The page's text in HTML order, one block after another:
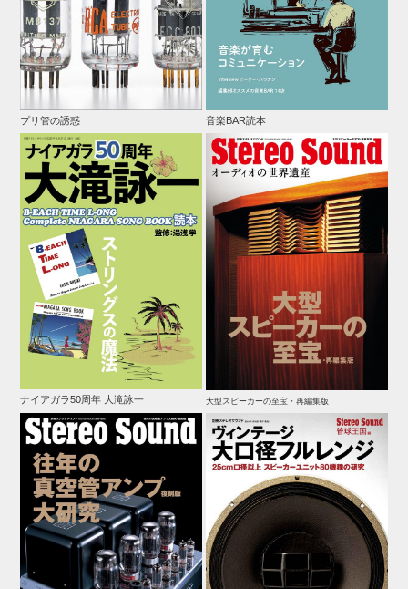
プリ管の誘惑 音楽BAR読本
ナイアガラ50周年 大滝詠一 大型スピーカーの至宝・再編集版